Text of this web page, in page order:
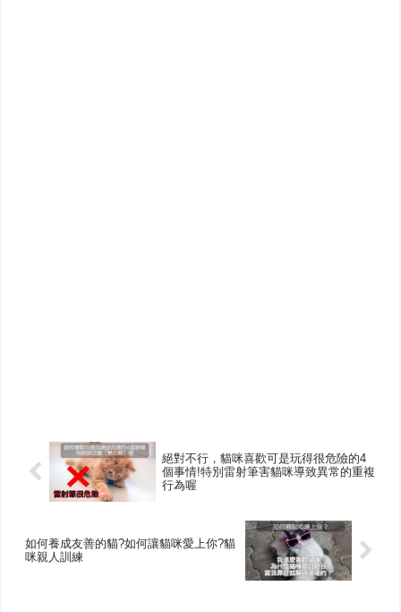
絕對不行，貓咪喜歡可是玩得很危險的4
個事情!特別雷射筆害貓咪導致異常的重複
行為喔
如何養成友善的貓?如何讓貓咪愛上你?貓
咪親人訓練